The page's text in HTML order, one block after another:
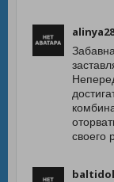
своего